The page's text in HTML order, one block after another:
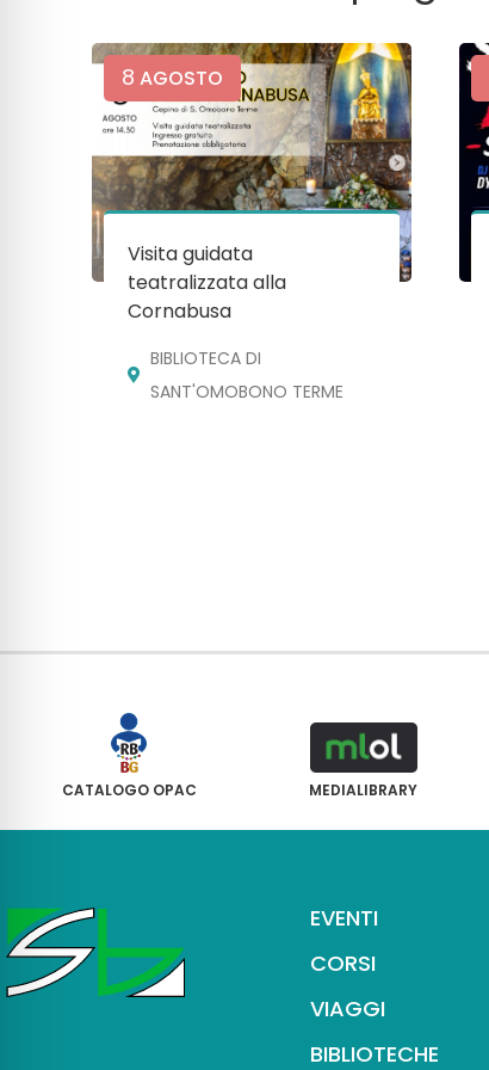
8 AGOSTO
Visita guidata
teatralizzata alla
Cornabusa
BIBLIOTECA DI
SANT'OMOBONO TERME
CATALOGO OPAC MEDIALIBRARY
EVENTI
CORSI
VIAGGI
BIBLIOTECHE